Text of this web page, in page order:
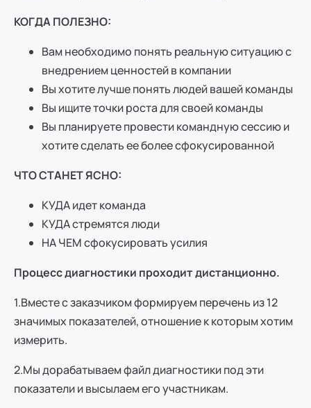
КОГДА ПОЛЕЗНО:
Вам необходимо понять реальную ситуацию с
внедрением ценностей в компании
Вы хотите лучше понять людей вашей команды
Вы ищите точки роста для своей команды
Вы планируете провести командную сессию и
хотите сделать ее более сфокусированной
ЧТО СТАНЕТ ЯСНО:
КУДА идет команда
КУДА стремятся люди
НА ЧЕМ сфокусировать усилия
Процесс диагностики проходит дистанционно.
1.Вместе с заказчиком формируем перечень из 12
значимых показателей, отношение к которым хотим
измерить.
2.Мы дорабатываем файл диагностики под эти
показатели и высылаем его участникам.